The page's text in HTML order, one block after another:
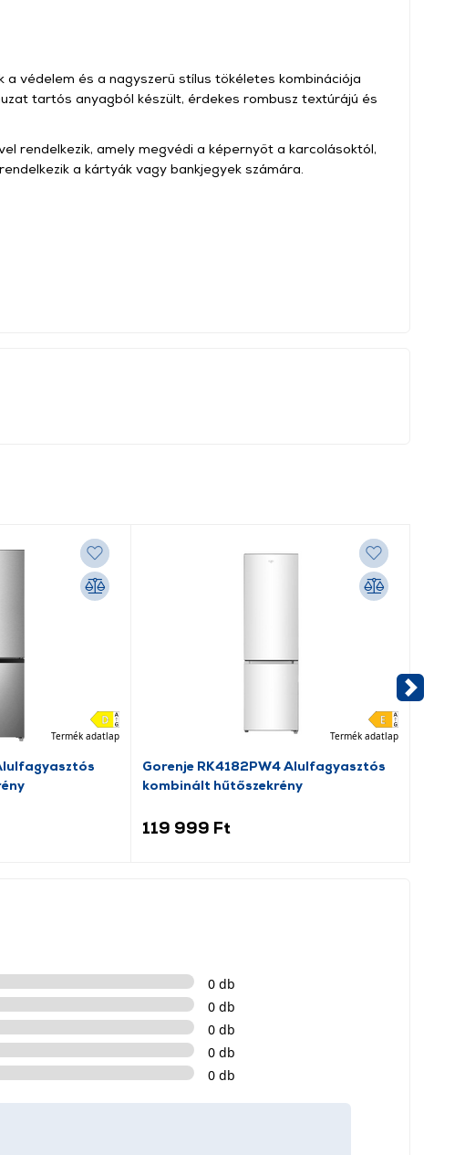
a védelem és a nagyszerű stílus tökéletes kombinációja
tartós anyagból készült, érdekes rombusz textúrájú és
rendelkezik, amely megvédi a képernyőt a karcolásoktól,
a kártyák vagy bankjegyek számára.
Termék adatlap Termék adatlap
Gorenje RK4182PW4 Alulfagyasztós
kombinált hűtőszekrény
119 999 Ft
0 db
0 db
0 db
0 db
0 db